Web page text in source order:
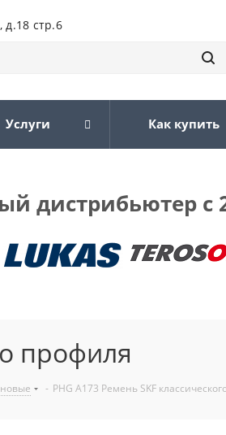
д.18 стр.6
Услуги Как купить
дистрибьютер с
профиля
- PHG A173 Ремень SKF